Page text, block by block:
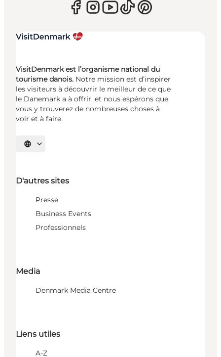
VisitDenmark est l’organisme national du
tourisme danois. Notre mission est d’inspirer
les visiteurs à découvrir le meilleur de ce que
le Danemark a à offrir, et nous espérons que
vous y trouverez de nombreuses choses à
voir et à faire.
Choisissez la langue
D'autres sites
Presse
Business Events
Professionnels
Media
Denmark Media Centre
Liens utiles
A-Z